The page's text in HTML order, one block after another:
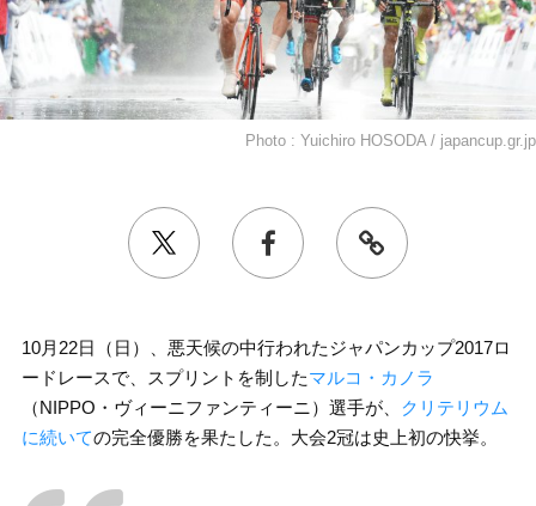
Photo : Yuichiro HOSODA / japancup.gr.jp
10月22日（日）、悪天候の中行われたジャパンカップ2017ロ
ードレースで、スプリントを制したマルコ・カノラ
（NIPPO・ヴィーニファンティーニ）選手が、
クリテリウム
に続いての完全優勝を果たした。大会2冠は史上初の快挙。